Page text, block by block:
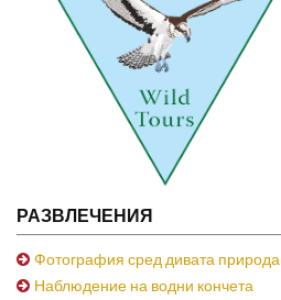
РАЗВЛЕЧЕНИЯ
Фотография сред дивата природа
Наблюдение на водни кончета